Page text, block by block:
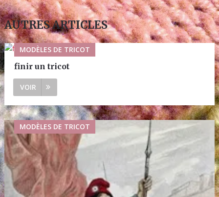
AUTRES ARTICLES
MODÈLES DE TRICOT
finir un tricot
VOIR
MODÈLES DE TRICOT